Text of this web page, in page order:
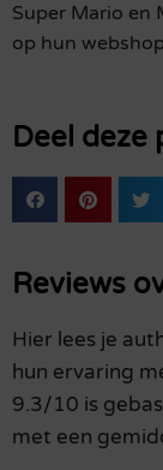
Super Mario en
op hun
Deel deze
Reviews
Hier lees je
hun ervaring
9.3/10 is
met een